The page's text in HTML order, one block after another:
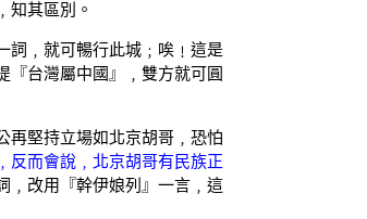
知其區別。
詞﹐就可暢行此城﹔唉﹗這是
『台灣屬中國』﹐雙方就可圓
再堅持立場如北京胡哥﹐恐怕
反而會說﹐北京胡哥有民族正
﹐改用『幹伊娘列』一言﹐這